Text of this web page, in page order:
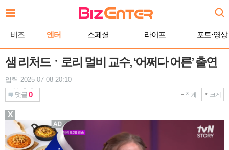
문
비즈 엔터 스페셜 라이프 포토·영상
샘 리처드ㆍ로리 멀비 교수, ‘어쩌다 어른’ 출연
입력 2025-07-08 20:10
댓글 0 작게 크게
X